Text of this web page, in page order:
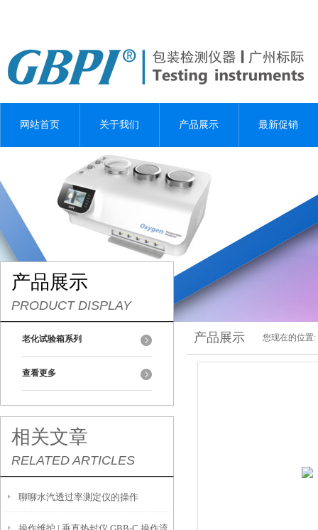
网站首页 关于我们 产品展示 最新促销
产品展示
PRODUCT DISPLAY
老化试验箱系列
查看更多
相关文章
RELATED ARTICLES
聊聊水汽透过率测定仪的操作
产品展示 您现在的位置: